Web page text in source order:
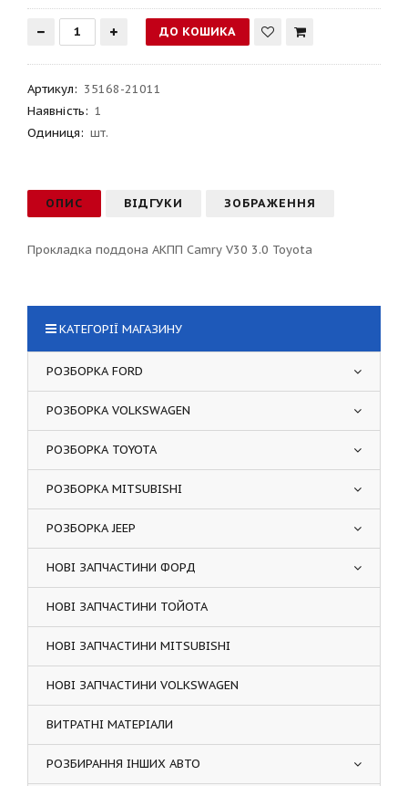
Артикул: 35168-21011
Наявність: 1
Одиниця: шт.
ОПИС ВІДГУКИ ЗОБРАЖЕННЯ
Прокладка поддона АКПП Camry V30 3.0 Toyota
КАТЕГОРІЇ МАГАЗИНУ
РОЗБОРКА FORD
РОЗБОРКА VOLKSWAGEN
РОЗБОРКА TOYOTA
РОЗБОРКА MITSUBISHI
РОЗБОРКА JEEP
НОВІ ЗАПЧАСТИНИ ФОРД
НОВІ ЗАПЧАСТИНИ ТОЙОТА
НОВІ ЗАПЧАСТИНИ MITSUBISHI
НОВІ ЗАПЧАСТИНИ VOLKSWAGEN
ВИТРАТНІ МАТЕРІАЛИ
РОЗБИРАННЯ ІНШИХ АВТО